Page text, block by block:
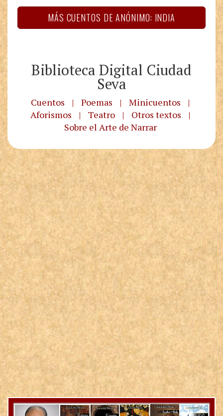
MÁS CUENTOS DE ANÓNIMO: INDIA
Biblioteca Digital Ciudad
Seva
Cuentos | Poemas | Minicuentos
|
Aforismos
| Teatro | Otros textos
|
Sobre el Arte de Narrar